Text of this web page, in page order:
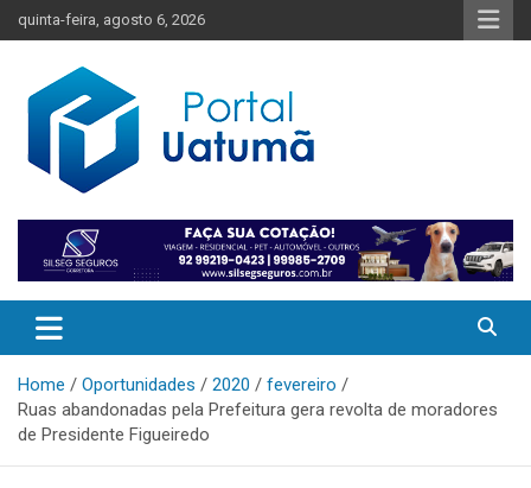
to
quinta-feira, agosto 6, 2026
Portal Uatumã
Home Oportunidades 2020
fevereiro
Ruas abandonadas pela Prefeitura gera revolta de moradores
de Presidente Figueiredo